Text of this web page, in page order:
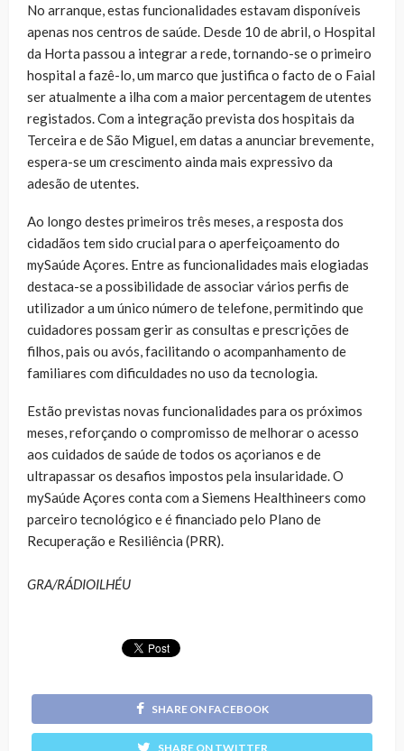
No arranque, estas funcionalidades estavam disponíveis
apenas nos centros de saúde. Desde 10 de abril, o Hospital
da Horta passou a integrar a rede, tornando-se o primeiro
hospital a fazê-lo, um marco que justifica o facto de o Faial
ser atualmente a ilha com a maior percentagem de utentes
registados. Com a integração prevista dos hospitais da
Terceira e de São Miguel, em datas a anunciar brevemente,
espera-se um crescimento ainda mais expressivo da
adesão de utentes.
Ao longo destes primeiros três meses, a resposta dos
cidadãos tem sido crucial para o aperfeiçoamento do
mySaúde Açores. Entre as funcionalidades mais elogiadas
destaca-se a possibilidade de associar vários perfis de
utilizador a um único número de telefone, permitindo que
cuidadores possam gerir as consultas e prescrições de
filhos, pais ou avós, facilitando o acompanhamento de
familiares com dificuldades no uso da tecnologia.
Estão previstas novas funcionalidades para os próximos
meses, reforçando o compromisso de melhorar o acesso
aos cuidados de saúde de todos os açorianos e de
ultrapassar os desafios impostos pela insularidade. O
mySaúde Açores conta com a Siemens Healthineers como
parceiro tecnológico e é financiado pelo Plano de
Recuperação e Resiliência (PRR).
GRA/RÁDIOILHÉU
SHARE ON FACEBOOK
SHARE ON TWITTER